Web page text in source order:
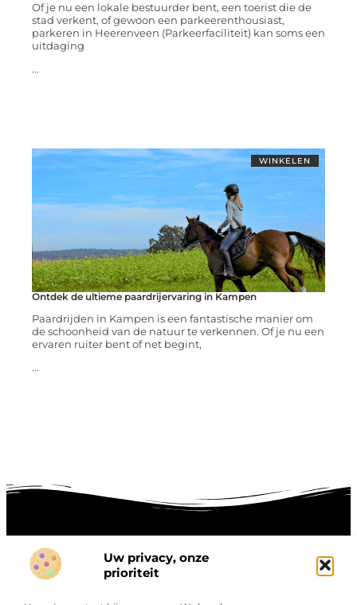
Uw privacy, onze
prioriteit
Of je nu een lokale bestuurder bent, een toerist die de
stad verkent, of gewoon een parkeerenthousiast,
parkeren in Heerenveen (Parkeerfaciliteit) kan soms een
uitdaging
...
WINKELEN
Ontdek de ultieme paardrijervaring in Kampen
Paardrijden in Kampen is een fantastische manier om
de schoonheid van de natuur te verkennen. Of je nu een
ervaren ruiter bent of net begint,
...
Onze informatie